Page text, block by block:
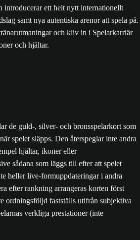
introducerar ett helt nytt internationellt
samt nya autentiska arenor att spela på.
och kliv in i Spelarkarriär
och hjältar.
de guld-, silver- och bronsspelarkort som
spelet släpps. Den återspeglar inte andra
hjältar, ikoner eller
sådana som läggs till efter att spelet
heller live-formuppdateringar i andra
efter rankning arrangeras korten först
ordningsföljd fastställs utifrån subjektiva
verkliga prestationer (inte